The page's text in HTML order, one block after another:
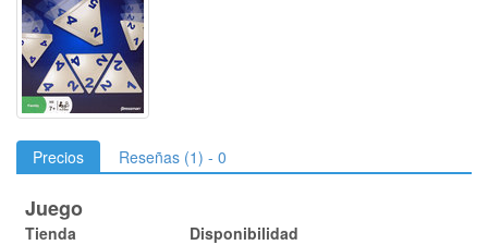
Precios Reseñas (1) - 0
Juego
Tienda Disponibilidad